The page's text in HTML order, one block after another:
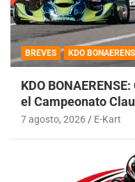
BREVES KDO
KDO
el Campeonato
7 agosto, 2026 E-Kart